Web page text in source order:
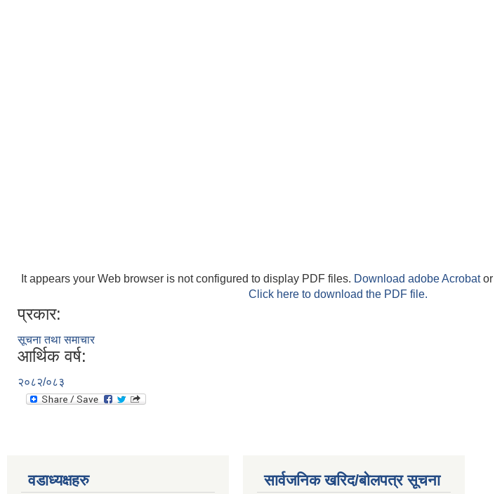
It appears your Web browser is not configured to display PDF files. Download adobe Acrobator
Click here to download the PDF file.
प्रकार:
सूचना तथा समाचार
आर्थिक वर्ष:
२०८२/०८३
वडाध्यक्षहरु सार्वजनिक खरिद/बोलपत्र सूचना